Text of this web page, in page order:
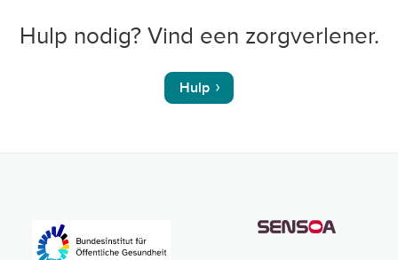
Hulp nodig? Vind een zorgverlener.
Hulp